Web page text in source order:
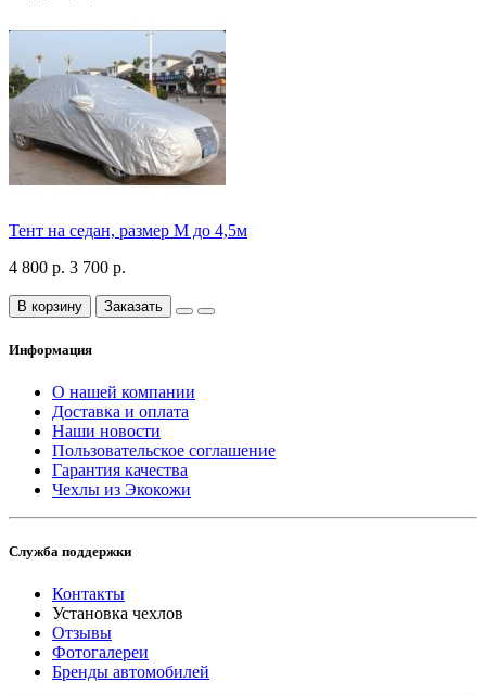
Тент на седан, размер М до 4,5м
4 800 р. 3 700 р.
В корзину Заказать
Информация
О нашей компании
Доставка и оплата
Наши новости
Пользовательское соглашение
Гарантия качества
Чехлы из Экокожи
Служба поддержки
Контакты
Установка чехлов
Отзывы
Фотогалереи
Бренды автомобилей